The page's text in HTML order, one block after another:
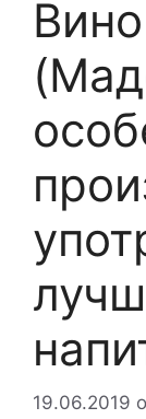
19.06.2019